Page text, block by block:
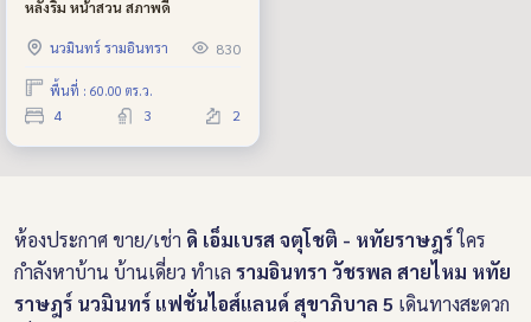
หลังริม หน้าสวน สภาพดี
นวมินทร์ รามอินทรา 830
พื้นที่ : 60.00 ตร.ว.
4 3 2
ห้องประกาศ ขาย/เช่า ดิ เอ็มเบรส จตุโชติ - หทัยราษฎร์ใคร
กำลังหาบ้าน บ้านเดี่ยว ทำเล รามอินทรา วัชรพล สายไหม หทัย
ราษฎร์ นวมินทร์ แฟชั่นไอส์แลนด์ สุขาภิบาล 5 เดินทางสะดวก